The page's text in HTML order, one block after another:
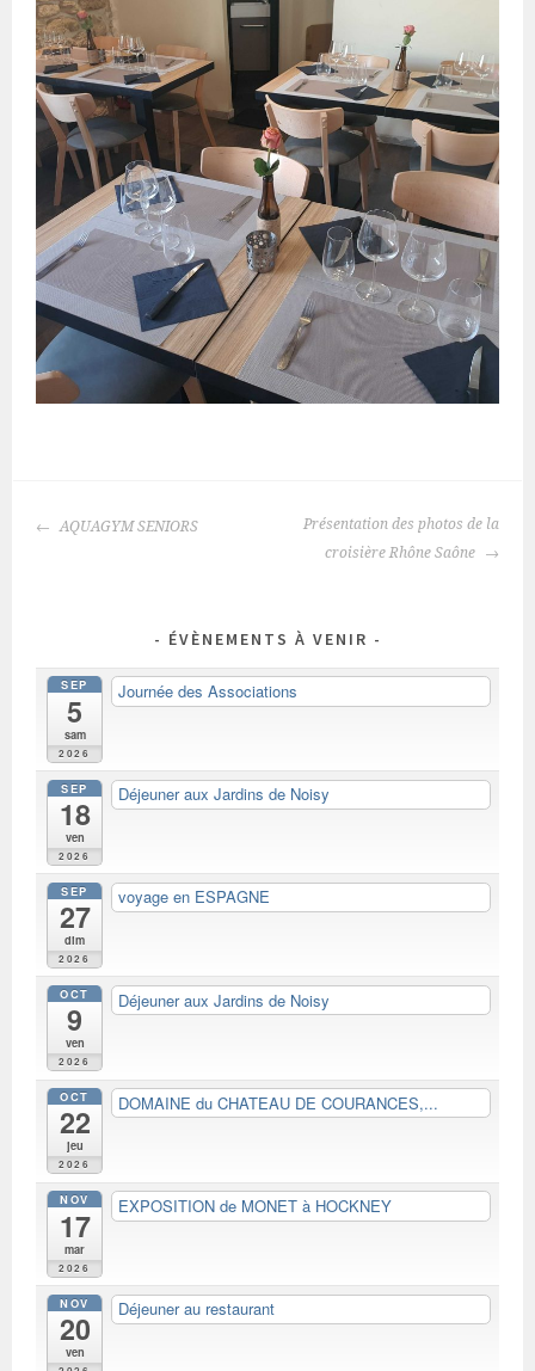
NAVIGATION
AQUAGYM SENIORS
Présentation des photos de la
croisière Rhône Saône
ÉVÈNEMENTS À VENIR
SEP
5
sam
2026
Journée des Associations
SEP
18
ven
2026
Déjeuner aux Jardins de Noisy
SEP
27
dim
2026
voyage en ESPAGNE
OCT
9
ven
2026
Déjeuner aux Jardins de Noisy
OCT
22
jeu
2026
DOMAINE du CHATEAU DE COURANCES,...
NOV
17
mar
2026
EXPOSITION de MONET à HOCKNEY
NOV
20
ven
Déjeuner au restaurant